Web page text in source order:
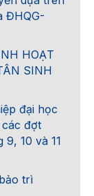
ĐHQG-
HOẠT
SINH
đại học
đợt
10 và 11
trì